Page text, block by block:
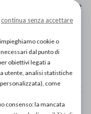
Ideale Durante
Sono Facili Da
(Ausilio Per Il
Possono
Trattamento
Di
Semplicità Di
Parte Dei Pazienti E
Juzo ACS
continua senza accettare
cookie o
dal punto di
obiettivi legati a
utente, analisi statistiche
come
consenso: la mancata